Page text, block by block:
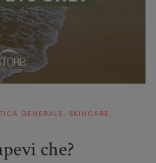
GENERALE, SKINCARE,
che?